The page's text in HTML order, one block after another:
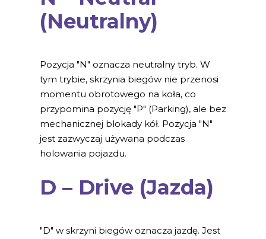
(Neutralny)
Pozycja "N" oznacza neutralny tryb. W
tym trybie, skrzynia biegów nie przenosi
momentu obrotowego na koła, co
przypomina pozycję "P" (Parking), ale bez
mechanicznej blokady kół. Pozycja "N"
jest zazwyczaj używana podczas
holowania pojazdu.
D – Drive (Jazda)
"D" w skrzyni biegów oznacza jazdę. Jest